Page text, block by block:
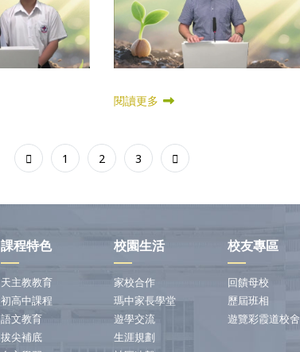
閱讀更多
1 2 3
課程特色
天主教教育
初高中課程
語文教育
拔尖補底
校園生活
家校合作
瑪中家長學堂
遊學交流
生涯規劃
校友專區
回饋母校
歷屆班相
遊覽彩霞道校舍